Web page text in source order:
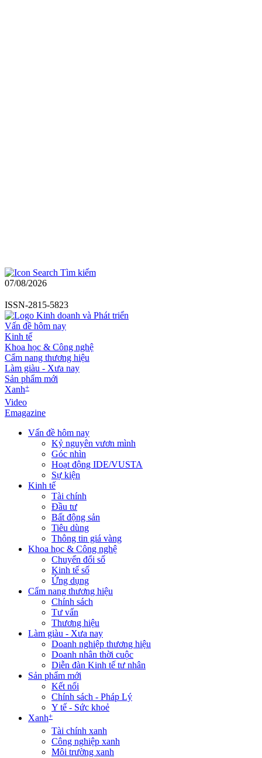
Tìm kiếm
07/08/2026
ISSN-2815-5823
Vấn đề hôm nay
Kinh tế
Khoa học & Công nghệ
Cẩm nang thương hiệu
Làm giàu - Xưa nay
Sản phẩm mới
Xanh+
Video
Emagazine
Vấn đề hôm nay
Kỷ nguyên vươn mình
Góc nhìn
Hoạt động IDE/VUSTA
Sự kiện
Kinh tế
Tài chính
Đầu tư
Bất động sản
Tiêu dùng
Thông tin giá vàng
Khoa học & Công nghệ
Chuyển đổi số
Kinh tế số
Ứng dụng
Cẩm nang thương hiệu
Chính sách
Tư vấn
Thương hiệu
Làm giàu - Xưa nay
Doanh nghiệp thương hiệu
Doanh nhân thời cuộc
Diễn đàn Kinh tế tư nhân
Sản phẩm mới
Kết nối
Chính sách - Pháp Lý
Y tế - Sức khoẻ
Xanh+
Tài chính xanh
Công nghiệp xanh
Môi trường xanh